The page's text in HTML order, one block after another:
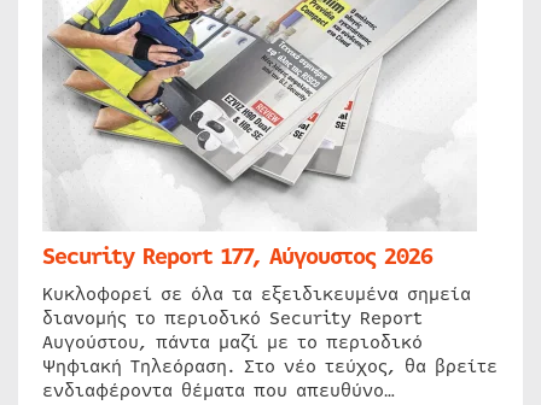
Security Report 177, Αύγουστος 2026
Κυκλοφορεί σε όλα τα εξειδικευμένα σημεία
διανομής το περιοδικό Security Report
Αυγούστου, πάντα μαζί με το περιοδικό
Ψηφιακή Τηλεόραση. Στο νέο τεύχος, θα βρείτε
ενδιαφέροντα θέματα που απευθύνο…